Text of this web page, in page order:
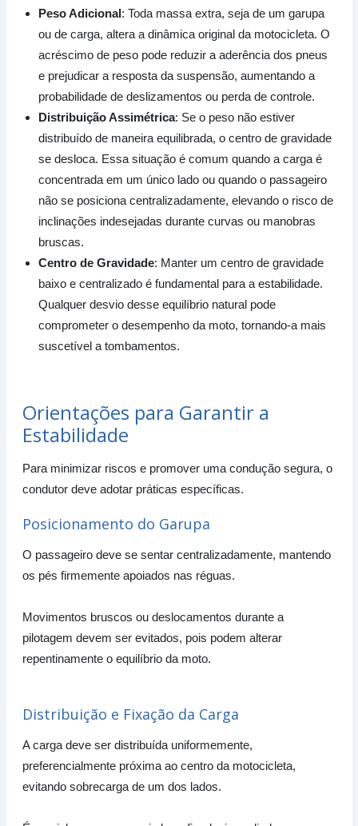
Peso Adicional: Toda massa extra, seja de um garupa
ou de carga, altera a dinâmica original da motocicleta. O
acréscimo de peso pode reduzir a aderência dos pneus
e prejudicar a resposta da suspensão, aumentando a
probabilidade de deslizamentos ou perda de controle.
Distribuição Assimétrica: Se o peso não estiver
distribuído de maneira equilibrada, o centro de gravidade
se desloca. Essa situação é comum quando a carga é
concentrada em um único lado ou quando o passageiro
não se posiciona centralizadamente, elevando o risco de
inclinações indesejadas durante curvas ou manobras
bruscas.
Centro de Gravidade: Manter um centro de gravidade
baixo e centralizado é fundamental para a estabilidade.
Qualquer desvio desse equilíbrio natural pode
comprometer o desempenho da moto, tornando-a mais
suscetível a tombamentos.
Orientações para Garantir a
Estabilidade
Para minimizar riscos e promover uma condução segura, o
condutor deve adotar práticas específicas.
Posicionamento do Garupa
O passageiro deve se sentar centralizadamente, mantendo
os pés firmemente apoiados nas réguas.
Movimentos bruscos ou deslocamentos durante a
pilotagem devem ser evitados, pois podem alterar
repentinamente o equilíbrio da moto.
Distribuição e Fixação da Carga
A carga deve ser distribuída uniformemente,
preferencialmente próxima ao centro da motocicleta,
evitando sobrecarga de um dos lados.